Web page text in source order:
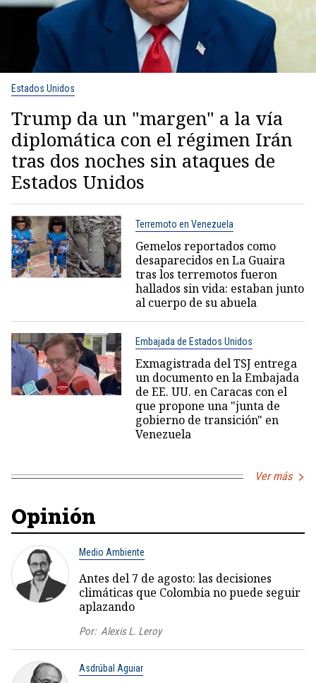
Estados Unidos
Trump da un "margen" a la vía
diplomática con el régimen Irán
tras dos noches sin ataques de
Estados Unidos
Terremoto en Venezuela
Gemelos reportados como
desaparecidos en La Guaira
tras los terremotos fueron
hallados sin vida: estaban junto
al cuerpo de su abuela
Embajada de Estados Unidos
Exmagistrada del TSJ entrega
un documento en la Embajada
de EE. UU. en Caracas con el
que propone una "junta de
gobierno de transición" en
Venezuela
Ver más
Opinión
Medio Ambiente
Antes del 7 de agosto: las decisiones
climáticas que Colombia no puede seguir
aplazando
Por: Alexis L. Leroy
Asdrúbal Aguiar